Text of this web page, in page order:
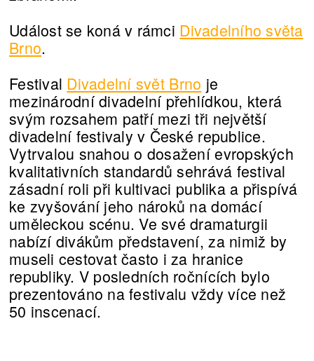
Událost se koná v rámci Divadelního světa
Brno.
Festival Divadelní svět Brno je
mezinárodní divadelní přehlídkou, která
svým rozsahem patří mezi tři největší
divadelní festivaly v České republice.
Vytrvalou snahou o dosažení evropských
kvalitativních standardů sehrává festival
zásadní roli při kultivaci publika a přispívá
ke zvyšování jeho nároků na domácí
uměleckou scénu. Ve své dramaturgii
nabízí divákům představení, za nimiž by
museli cestovat často i za hranice
republiky. V posledních ročnících bylo
prezentováno na festivalu vždy více než
50 inscenací.